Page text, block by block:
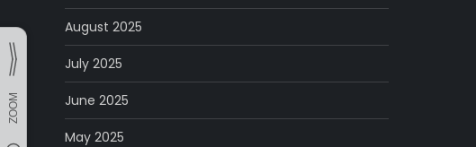
August 2025
July 2025
June 2025
May 2025